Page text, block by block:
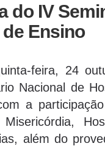
do IV
Ensino
feira, 24
Nacional de
a
além do